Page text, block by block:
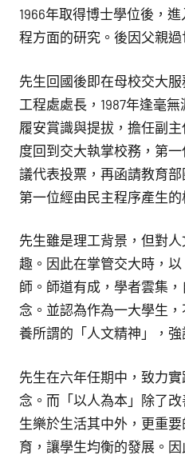
1966年取得博士學位後，
程方面的研究。後因父親過
先生回國後即在母校交大
工程處處長，1987年逢毫
履安賞識與提拔，擔任副
度回到交大執掌校務，第
議代表投票，再函請教育
第一位經由民主程序產生的
先生雖是理工背景，但對
趣。因此在掌管交大時，
師。師道有成，學者雲集
念。並認為作為一大學生
養所謂的「人文精神」，強
先生在六年任期中，致力
念。而「以人為本」除了
生樂於生活其中外，更重
育，讓學生均衡的發展。